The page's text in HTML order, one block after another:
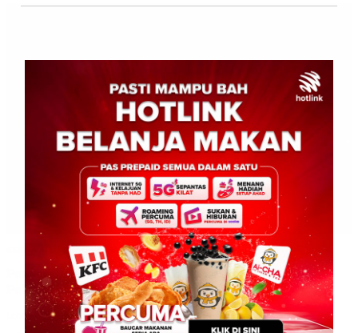
BERITA SARAWAK/SEMENANJUNG
Penyerahan cek simbolik tandai penukaran status
Pelabuhan Bintulu
Leonard June 21, 2026 0